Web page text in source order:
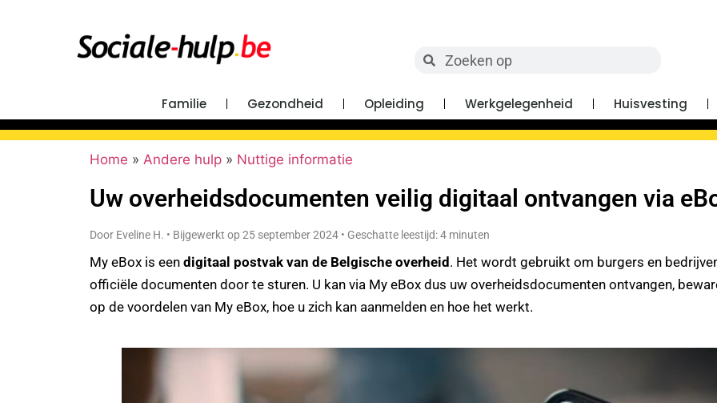
Familie Gezondheid Opleiding Werkgelegenheid Huisvesting
Home » Andere hulp » Nuttige informatie
Uw overheidsdocumenten veilig digitaal ontvangen via
Door Eveline H. • Bijgewerkt op 25 september 2024 • Geschatte leestijd: 4 minuten
My eBox is een digitaal postvak van de Belgische overheid . Het wordt gebruikt om burgers en
officiële documenten door te sturen. U kan via My eBox dus uw overheidsdocumenten ontvangen,
op de voordelen van My eBox, hoe u zich kan aanmelden en hoe het werkt.